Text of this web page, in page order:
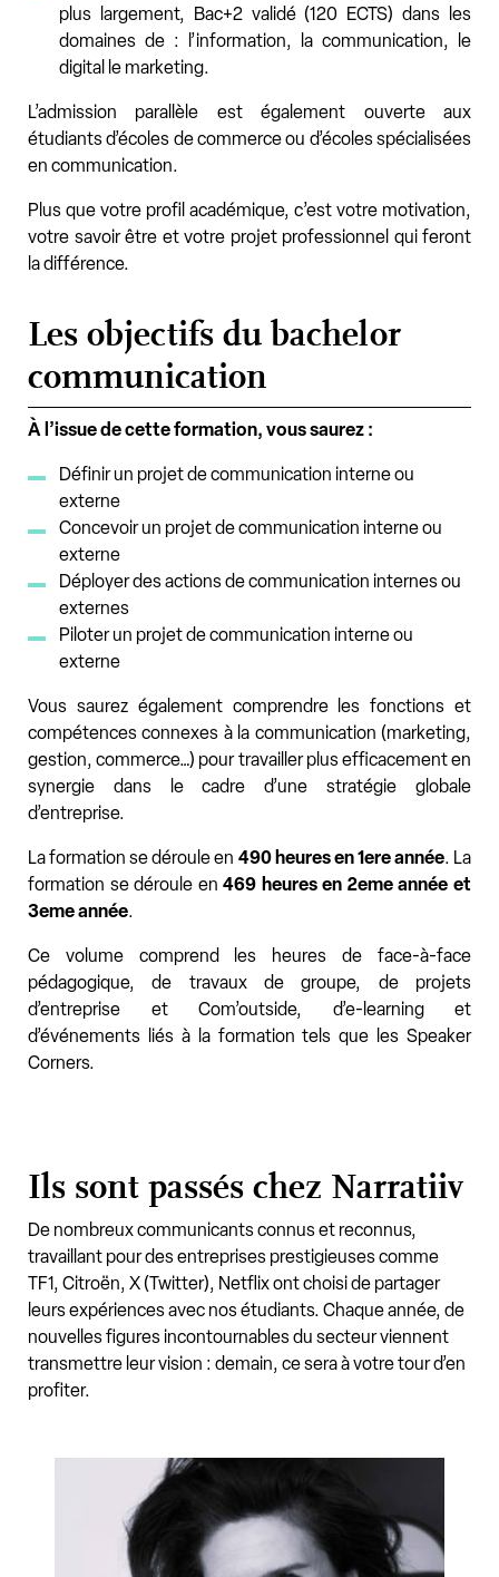
plus largement, Bac+2 validé (120 ECTS) dans les
domaines de : l’information, la communication, le
digital le marketing.
L’admission parallèle est également ouverte aux
étudiants d’écoles de commerce ou d’écoles spécialisées
en communication.
Plus que votre profil académique, c’est votre motivation,
votre savoir être et votre projet professionnel qui feront
la différence.
Les objectifs du bachelor
communication
À l’issue de cette formation, vous saurez :
Définir un projet de communication interne ou
externe
Concevoir un projet de communication interne ou
externe
Déployer des actions de communication internes ou
externes
Piloter un projet de communication interne ou
externe
Vous saurez également comprendre les fonctions et
compétences connexes à la communication (marketing,
gestion, commerce…) pour travailler plus efficacement en
synergie dans le cadre d’une stratégie globale
d’entreprise.
La formation se déroule en 490 heures en 1ere année. La
formation se déroule en469 heures en 2eme année et
3eme année.
Ce volume comprend les heures de face-à-face
pédagogique, de travaux de groupe, de projets
d’entreprise et Com’outside, d’e-learning et
d’événements liés à la formation tels que les Speaker
Corners.
Ils sont passés chez Narratiiv
De nombreux communicants connus et reconnus,
travaillant pour des entreprises prestigieuses comme
TF1, Citroën, X (Twitter), Netflix ont choisi de partager
leurs expériences avec nos étudiants. Chaque année, de
nouvelles figures incontournables du secteur viennent
transmettre leur vision : demain, ce sera à votre tour d’en
profiter.